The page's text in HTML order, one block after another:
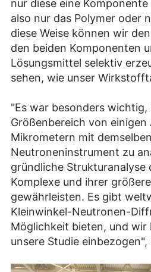
nur diese eine
also nur das Polymer oder
diese Weise können wir
den beiden Komponenten
Lösungsmittel selektiv
sehen, wie unser
"Es war besonders wichtig,
Größenbereich von
Mikrometern mit demselben
Neutroneninstrument zu
gründliche Strukturanalyse
Komplexe und ihrer
gewährleisten. Es gibt
Kleinwinkel-Neutronen-
Möglichkeit bieten, und wir
unsere Studie einbezogen",